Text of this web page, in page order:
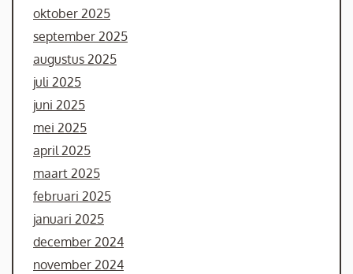
oktober 2025
september 2025
augustus 2025
juli 2025
juni 2025
mei 2025
april 2025
maart 2025
februari 2025
januari 2025
december 2024
november 2024